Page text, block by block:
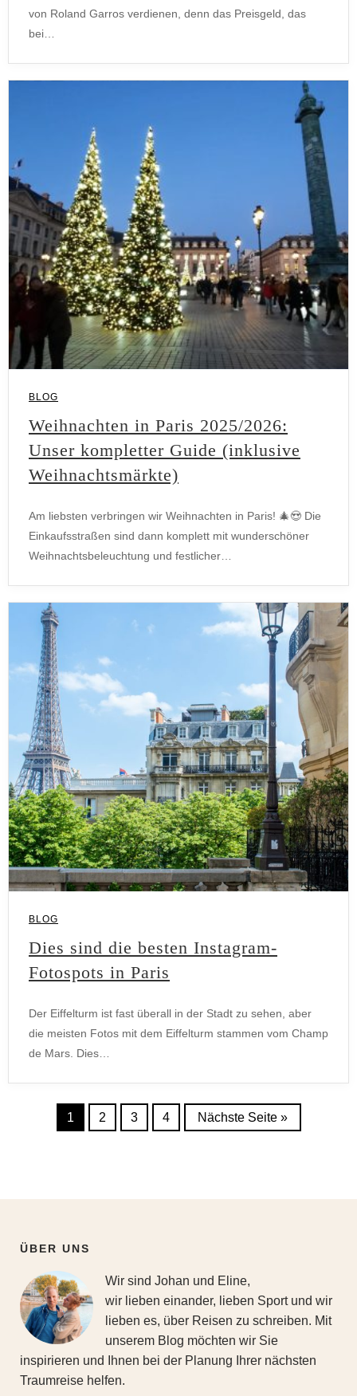
von Roland Garros verdienen, denn das Preisgeld, das
bei…
BLOG
Weihnachten in Paris 2025/2026:
Unser kompletter Guide (inklusive
Weihnachtsmärkte)
Am liebsten verbringen wir Weihnachten in Paris! 🎄😍 Die
Einkaufsstraßen sind dann komplett mit wunderschöner
Weihnachtsbeleuchtung und festlicher…
BLOG
Dies sind die besten Instagram-
Fotospots in Paris
Der Eiffelturm ist fast überall in der Stadt zu sehen, aber
die meisten Fotos mit dem Eiffelturm stammen vom Champ
de Mars. Dies…
1 2 3 4 Nächste Seite »
ÜBER UNS
Wir sind Johan und Eline,
wir lieben einander, lieben Sport und wir
lieben es, über Reisen zu schreiben. Mit
unserem Blog möchten wir Sie
inspirieren und Ihnen bei der Planung Ihrer nächsten
Traumreise helfen.